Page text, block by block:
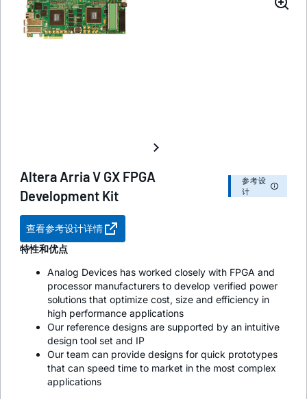
Altera Arria V GX FPGA
Development Kit
参考设
计
查看参考设计详情
特性和优点
Analog Devices has worked closely with FPGA and
processor manufacturers to develop verified power
solutions that optimize cost, size and efficiency in
high performance applications
Our reference designs are supported by an intuitive
design tool set and IP
Our team can provide designs for quick prototypes
that can speed time to market in the most complex
applications